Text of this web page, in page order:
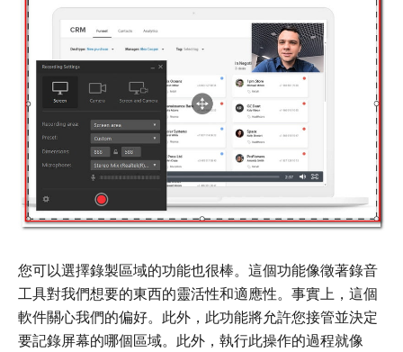
您可以選擇錄製區域的功能也很棒。這個功能像徵著錄音
工具對我們想要的東西的靈活性和適應性。事實上，這個
軟件關心我們的偏好。此外，此功能將允許您接管並決定
要記錄屏幕的哪個區域。此外，執行此操作的過程就像